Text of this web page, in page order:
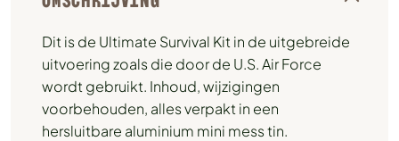
Dit is de Ultimate Survival Kit in de uitgebreide
uitvoering zoals die door de U.S. Air Force
wordt gebruikt. Inhoud, wijzigingen
voorbehouden, alles verpakt in een
hersluitbare aluminium mini mess tin.